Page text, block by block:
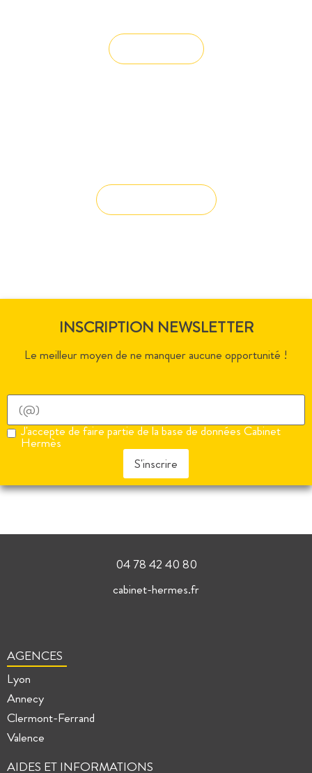
INSCRIPTION NEWSLETTER
Le meilleur moyen de ne manquer aucune opportunité !
J'accepte de faire partie de la base de données Cabinet
Hermès
S'inscrire
04 78 42 40 80
cabinet-hermes.fr
AGENCES
Lyon
Annecy
Clermont-Ferrand
Valence
AIDES ET INFORMATIONS